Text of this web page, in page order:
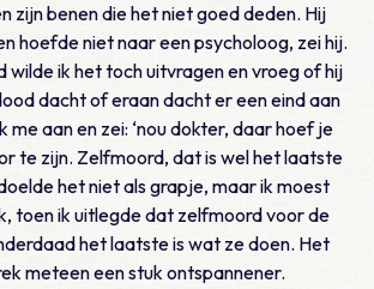
zijn benen die het niet goed deden. Hij
hoefde niet naar een psycholoog, zei hij.
wilde ik het toch uitvragen en vroeg of hij
dacht of eraan dacht er een eind aan
me aan en zei: ‘nou dokter, daar hoef je
te zijn. Zelfmoord, dat is wel het laatste
het niet als grapje, maar ik moest
toen ik uitlegde dat zelfmoord voor de
het laatste is wat ze doen. Het
meteen een stuk ontspannener.